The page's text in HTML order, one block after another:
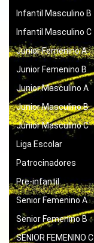
Infantil Masculino B
Infantil Masculino C
Junior Femenino A
Junior Femenino B
Junior Masculino A
Junior Masculino B
Junior Masculino C
Liga Escolar
Patrocinadores
Pre-infantil
Senior Femenino A
Senior Femenino B
SENIOR FEMENINO C